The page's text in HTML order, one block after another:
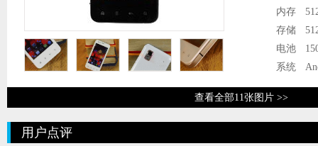
内存
存储
电池
系统
查看全部11张图片 >>
用户点评